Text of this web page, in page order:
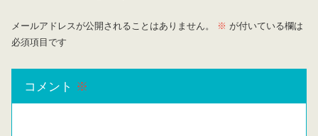
メールアドレスが公開されることはありません。 ※ が付いている欄は
必須項目です
コメント ※